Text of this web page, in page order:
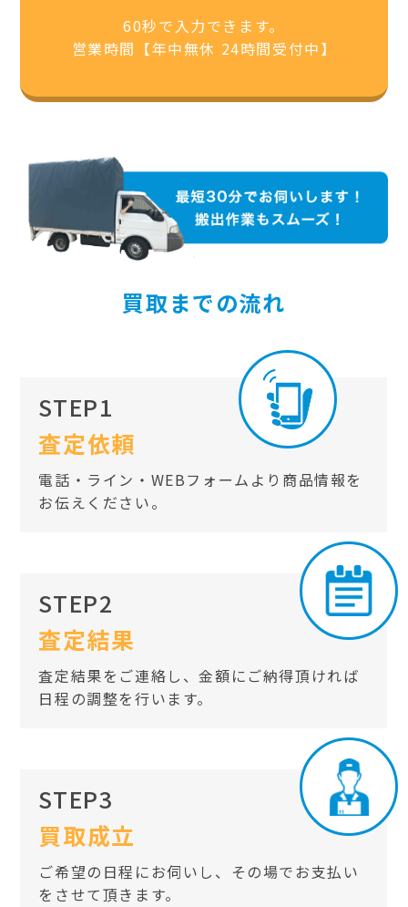
60秒で入力できます。
営業時間【年中無休 24時間受付中】
買取までの流れ
STEP1
査定依頼
電話・ライン・WEBフォームより商品情報を
お伝えください。
STEP2
査定結果
査定結果をご連絡し、金額にご納得頂ければ
日程の調整を行います。
STEP3
買取成立
ご希望の日程にお伺いし、その場でお支払い
をさせて頂きます。